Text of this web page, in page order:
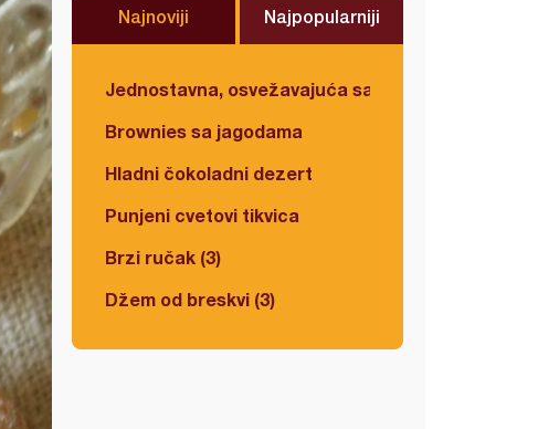
Najnoviji Najpopularniji
Jednostavna, osvežavajuća salata
Brownies sa jagodama
Hladni čokoladni dezert
Punjeni cvetovi tikvica
Brzi ručak (3)
Džem od breskvi (3)